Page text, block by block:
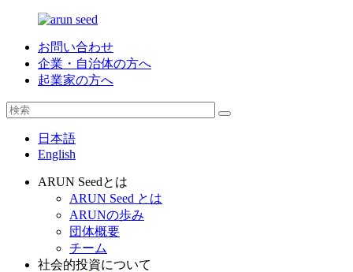
お問い合わせ
企業・自治体の方へ
起業家の方へ
日本語
English
ARUN Seedとは
ARUN Seed とは
ARUNの歩み
団体概要
チーム
社会的投資について